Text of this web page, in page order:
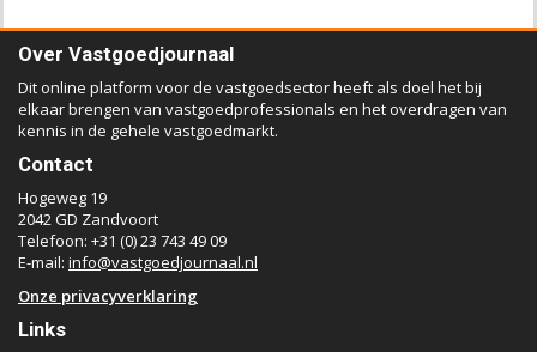
Over Vastgoedjournaal
Dit online platform voor de vastgoedsector heeft als doel het bij
elkaar brengen van vastgoedprofessionals en het overdragen van
kennis in de gehele vastgoedmarkt.
Contact
Hogeweg 19
2042 GD Zandvoort
Telefoon: +31 (0) 23 743 49 09
E-mail: info@vastgoedjournaal.nl
Onze privacyverklaring
Links